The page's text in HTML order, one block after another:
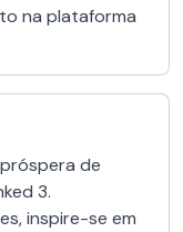
na plataforma
de
3.
inspire-se em